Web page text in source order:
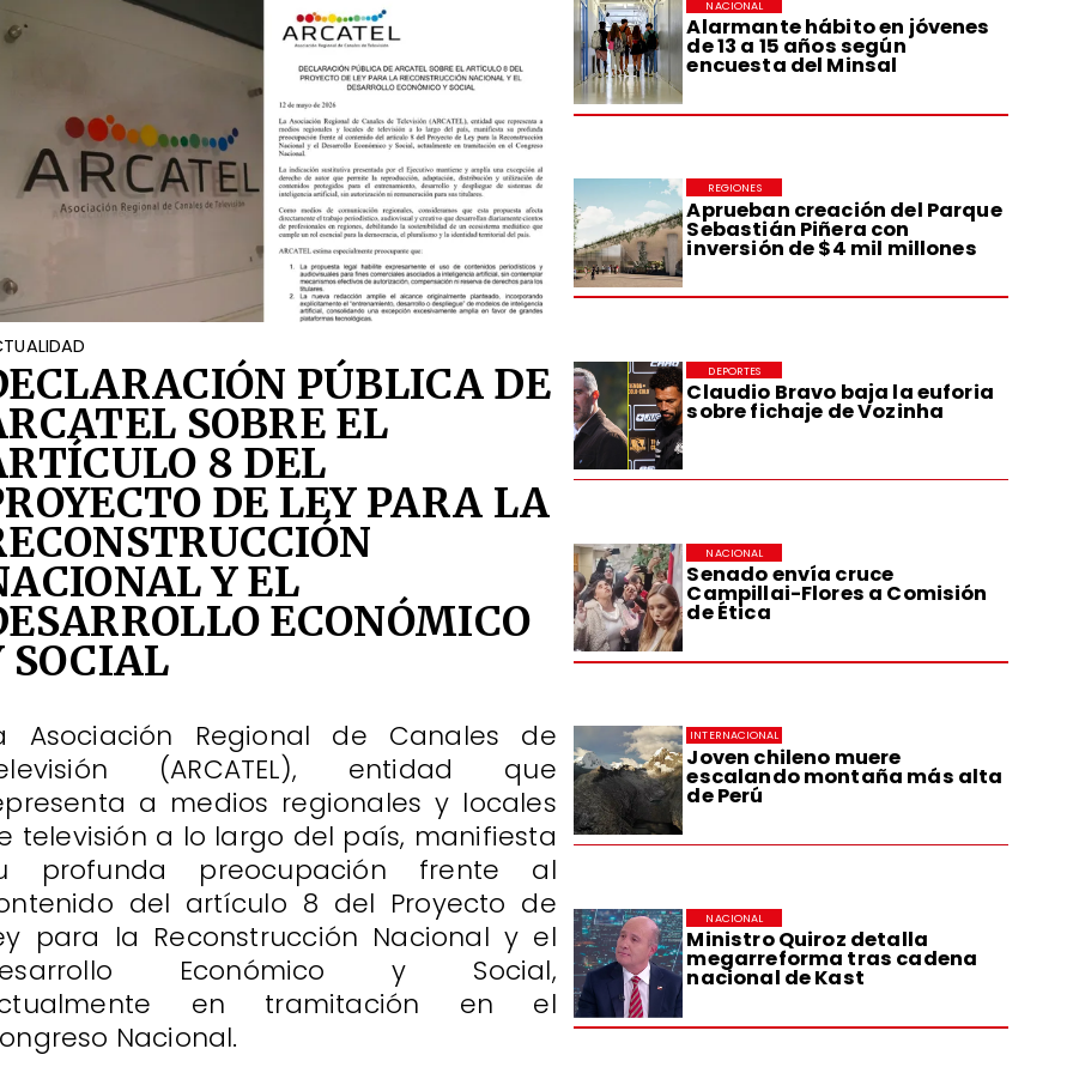
Alarmante hábito en jóvenes
de 13 a 15 años según
encuesta del Minsal
NACIONAL
Aprueban creación del Parque
Sebastián Piñera con
inversión de $4 mil millones
REGIONES
Claudio Bravo baja la euforia
sobre fichaje de Vozinha
DEPORTES
Senado envía cruce
Campillai-Flores a Comisión
de Ética
NACIONAL
Joven chileno muere
escalando montaña más alta
de Perú
INTERNACIONAL
Ministro Quiroz detalla
megarreforma tras cadena
nacional de Kast
NACIONAL
PÚBLICA DE
SOBRE EL
8 DEL
DE LEY PARA LA
Y EL
ECONÓMICO
SOCIAL
Asociación Regional de Canales de
(ARCATEL), entidad que
a medios regionales y locales
televisión a lo largo del país, manifiesta
profunda preocupación frente al
del artículo 8 del Proyecto de
para la Reconstrucción Nacional y el
Económico y Social,
en tramitación en el
Nacional.